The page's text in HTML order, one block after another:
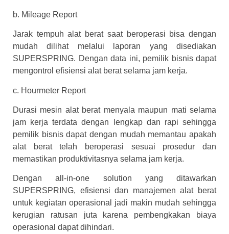
b. Mileage Report
Jarak tempuh alat berat saat beroperasi bisa dengan
mudah dilihat melalui laporan yang disediakan
SUPERSPRING. Dengan data ini, pemilik bisnis dapat
mengontrol efisiensi alat berat selama jam kerja.
c. Hourmeter Report
Durasi mesin alat berat menyala maupun mati selama
jam kerja terdata dengan lengkap dan rapi sehingga
pemilik bisnis dapat dengan mudah memantau apakah
alat berat telah beroperasi sesuai prosedur dan
memastikan produktivitasnya selama jam kerja.
Dengan all-in-one solution yang ditawarkan
SUPERSPRING, efisiensi dan manajemen alat berat
untuk kegiatan operasional jadi makin mudah sehingga
kerugian ratusan juta karena pembengkakan biaya
operasional dapat dihindari.